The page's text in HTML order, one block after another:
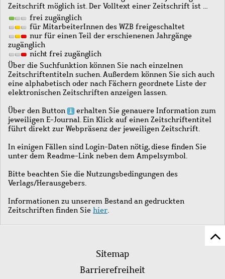
Zeitschrift möglich ist. Der Volltext einer Zeitschrift ist …
frei zugänglich
für MitarbeiterInnen des WZB freigeschaltet
nur für einen Teil der erschienenen Jahrgänge
zugänglich
nicht frei zugänglich
Über die Suchfunktion können Sie nach einzelnen
Zeitschriftentiteln suchen. Außerdem können Sie sich auch
eine alphabetisch oder nach Fächern geordnete Liste der
elektronischen Zeitschriften anzeigen lassen.
Über den Button
erhalten Sie genauere Information zum
jeweiligen E-Journal. Ein Klick auf einen Zeitschriftentitel
führt direkt zur Webpräsenz der jeweiligen Zeitschrift.
In einigen Fällen sind Login-Daten nötig, diese finden Sie
unter dem Readme-Link neben dem Ampelsymbol.
Bitte beachten Sie die Nutzungsbedingungen des
Verlags/Herausgebers.
Informationen zu unserem Bestand an gedruckten
Zeitschriften finden Sie hier.
Fußleistenmenü
Sitemap
Barrierefreiheit